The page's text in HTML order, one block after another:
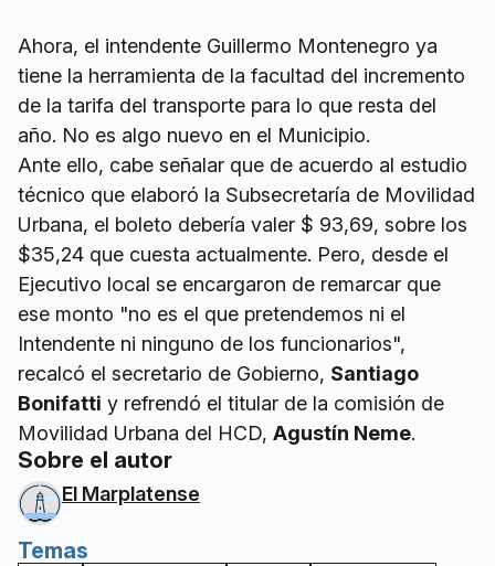
Ahora, el intendente Guillermo Montenegro ya
tiene la herramienta de la facultad del incremento
de la tarifa del transporte para lo que resta del
año. No es algo nuevo en el Municipio.
Ante ello, cabe señalar que de acuerdo al estudio
técnico que elaboró la Subsecretaría de Movilidad
Urbana, el boleto debería valer $ 93,69, sobre los
$35,24 que cuesta actualmente. Pero, desde el
Ejecutivo local se encargaron de remarcar que
ese monto "no es el que pretendemos ni el
Intendente ni ninguno de los funcionarios",
recalcó el secretario de Gobierno, Santiago
Bonifatti y refrendó el titular de la comisión de
Movilidad Urbana del HCD, Agustín Neme.
Sobre el autor
El Marplatense
Temas